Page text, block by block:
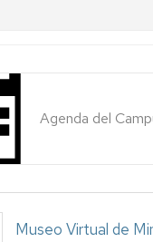
Agenda del
Museo Virtual de